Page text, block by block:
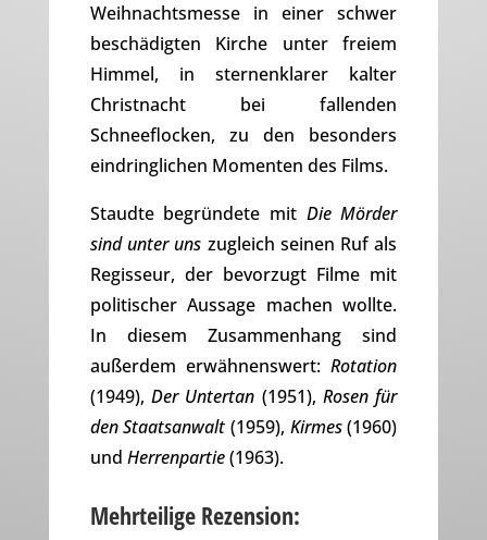
Weihnachtsmesse in einer schwer
beschädigten Kirche unter freiem
Himmel, in sternenklarer kalter
Christnacht bei fallenden
Schneeflocken, zu den besonders
eindringlichen Momenten des Films.
Staudte begründete mit Die Mörder
sind unter uns zugleich seinen Ruf als
Regisseur, der bevorzugt Filme mit
politischer Aussage machen wollte.
In diesem Zusammenhang sind
außerdem erwähnenswert:Rotation
(1949),Der Untertan (1951), Rosen für
den Staatsanwalt (1959), Kirmes(1960)
und Herrenpartie(1963).
Mehrteilige Rezension: